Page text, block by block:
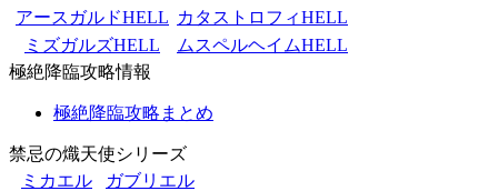
アースガルドHELL カタストロフィHELL
ミズガルズHELL
ムスペルヘイムHELL
極絶降臨攻略情報
極絶降臨攻略まとめ
禁忌の熾天使シリーズ
ミカエル
ガブリエル